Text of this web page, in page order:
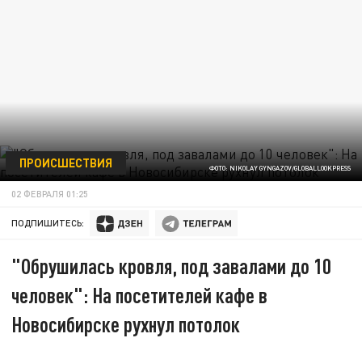
ФОТО: NIKOLAY GYNGAZOV/GLOBALLOOKPRESS
ПРОИСШЕСТВИЯ
02 ФЕВРАЛЯ 01:25
ПОДПИШИТЕСЬ:
"Обрушилась кровля, под завалами до 10
человек": На посетителей кафе в
Новосибирске рухнул потолок